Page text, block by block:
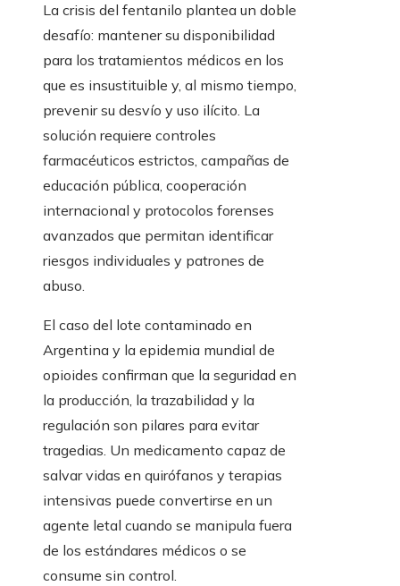
La crisis del fentanilo plantea un doble
desafío: mantener su disponibilidad
para los tratamientos médicos en los
que es insustituible y, al mismo tiempo,
prevenir su desvío y uso ilícito. La
solución requiere controles
farmacéuticos estrictos, campañas de
educación pública, cooperación
internacional y protocolos forenses
avanzados que permitan identificar
riesgos individuales y patrones de
abuso.
El caso del lote contaminado en
Argentina y la epidemia mundial de
opioides confirman que la seguridad en
la producción, la trazabilidad y la
regulación son pilares para evitar
tragedias. Un medicamento capaz de
salvar vidas en quirófanos y terapias
intensivas puede convertirse en un
agente letal cuando se manipula fuera
de los estándares médicos o se
consume sin control.